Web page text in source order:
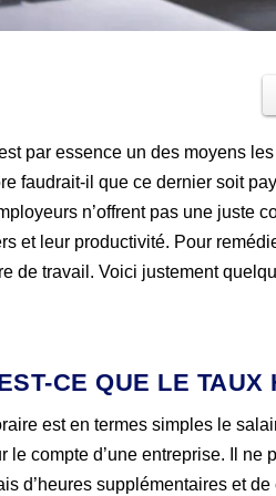
par essence un des moyens
faudrait-il que ce dernier soit
n’offrent pas une juste
et leur productivité. Pour
de travail. Voici justement
CE QUE LE TAUX
est en termes simples le
le compte d’une entreprise. Il
d’heures supplémentaires et